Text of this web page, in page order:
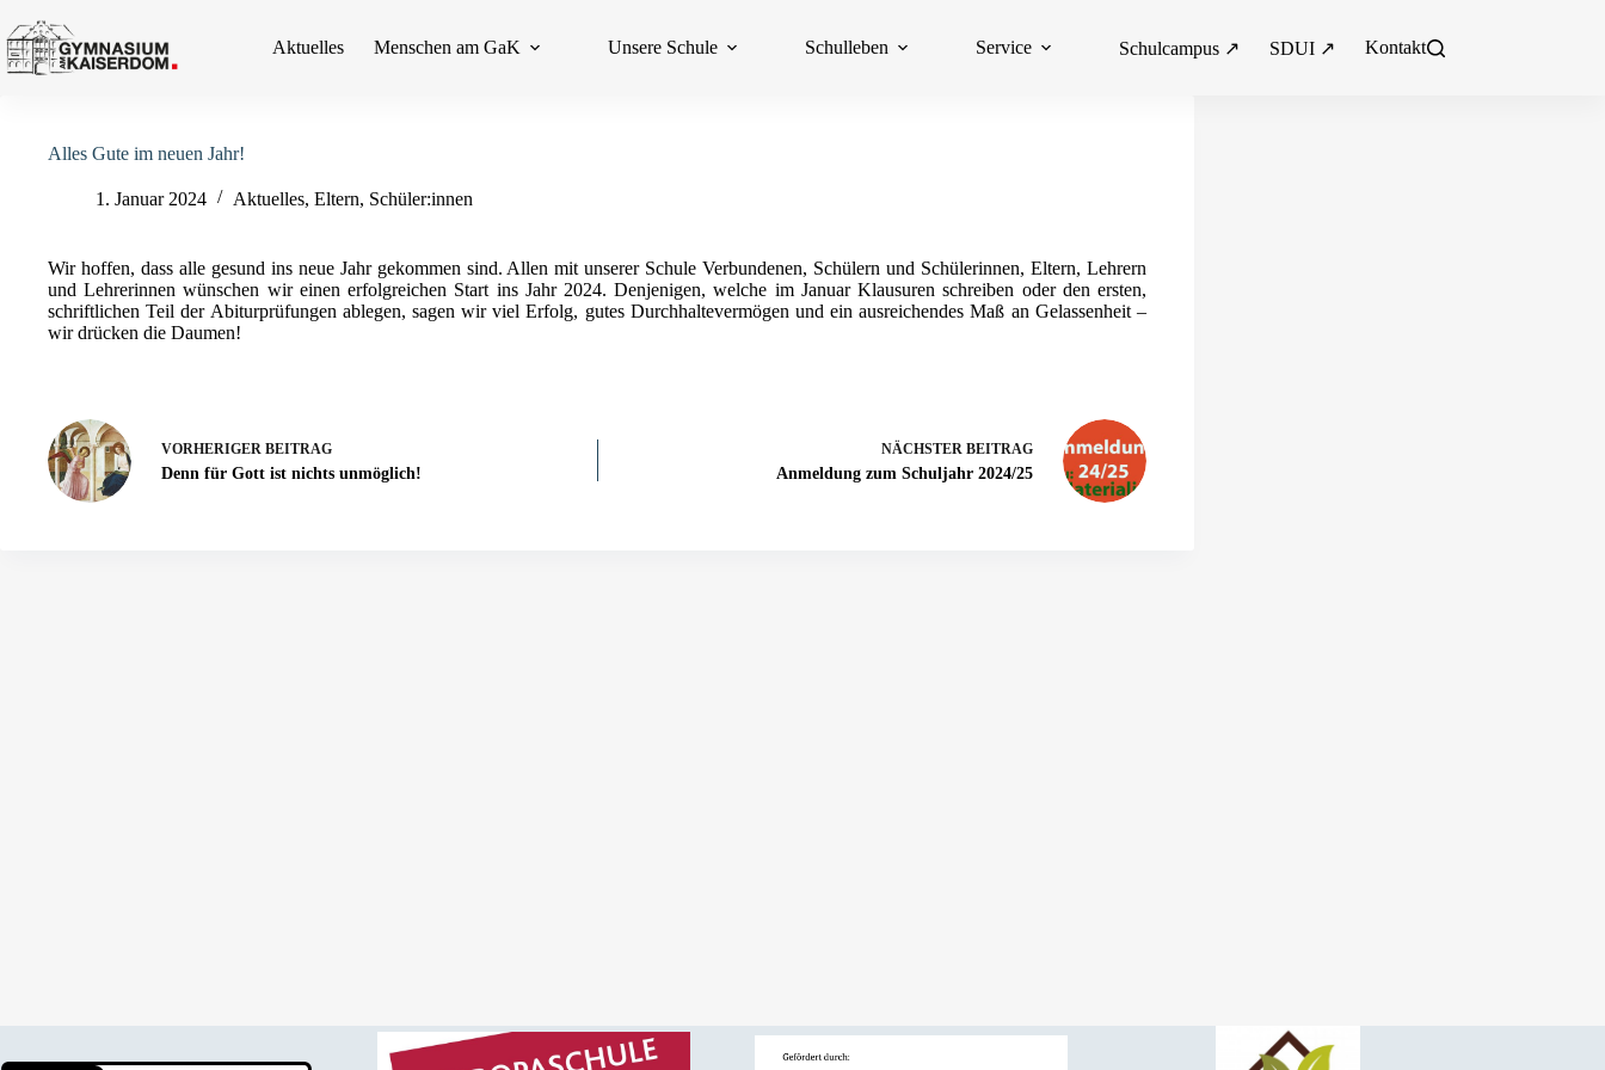
Inhalt
springen
Aktuelles Menschen am GaK Unsere Schule Schulleben Service Schulcampus ↗ SDUI ↗ Kontakt
Alles Gute im neuen Jahr!
1. Januar 2024 Aktuelles, Eltern, Schüler:innen
Wir hoffen, dass alle gesund ins neue Jahr gekommen sind. Allen mit unserer Schule Verbundenen, Schülern und Schülerinnen, Eltern, Lehrern
und Lehrerinnen wünschen wir einen erfolgreichen Start ins Jahr 2024. Denjenigen, welche im Januar Klausuren schreiben oder den ersten,
schriftlichen Teil der Abiturprüfungen ablegen, sagen wir viel Erfolg, gutes Durchhaltevermögen und ein ausreichendes Maß an Gelassenheit –
wir drücken die Daumen!
VORHERIGER BEITRAG
Denn für Gott ist nichts unmöglich!
NÄCHSTER BEITRAG
Anmeldung zum Schuljahr 2024/25